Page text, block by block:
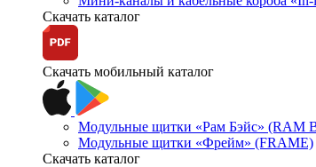
Скачать каталог
Скачать мобильный каталог
Модульные щитки «Рам Бэйс» (RAM
Модульные щитки «Фрейм» (FRAME)
Скачать каталог